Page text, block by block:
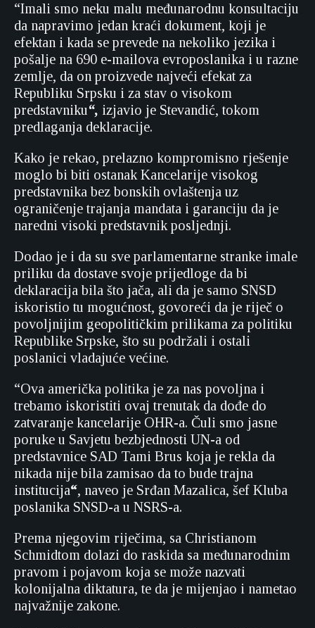
“Imali smo neku malu međunarodnu konsultaciju
da napravimo jedan kraći dokument, koji je
efektan i kada se prevede na nekoliko jezika i
pošalje na 690 e-mailova evroposlanika i u razne
zemlje, da on proizvede najveći efekat za
Republiku Srpsku i za stav o visokom
predstavniku“, izjavio je Stevandić, tokom
predlaganja deklaracije.
Kako je rekao, prelazno kompromisno rješenje
moglo bi biti ostanak Kancelarije visokog
predstavnika bez bonskih ovlaštenja uz
ograničenje trajanja mandata i garanciju da je
naredni visoki predstavnik posljednji.
Dodao je i da su sve parlamentarne stranke imale
priliku da dostave svoje prijedloge da bi
deklaracija bila što jača, ali da je samo SNSD
iskoristio tu mogućnost, govoreći da je riječ o
povoljnijim geopolitičkim prilikama za politiku
Republike Srpske, što su podržali i ostali
poslanici vladajuće većine.
“Ova američka politika je za nas povoljna i
trebamo iskoristiti ovaj trenutak da dođe do
zatvaranje kancelarije OHR-a. Čuli smo jasne
poruke u Savjetu bezbjednosti UN-a od
predstavnice SAD Tami Brus koja je rekla da
nikada nije bila zamisao da to bude trajna
institucija“, naveo je Srđan Mazalica, šef Kluba
poslanika SNSD-a u NSRS-a.
Prema njegovim riječima, sa Christianom
Schmidtom dolazi do raskida sa međunarodnim
pravom i pojavom koja se može nazvati
kolonijalna diktatura, te da je mijenjao i nametao
najvažnije zakone.